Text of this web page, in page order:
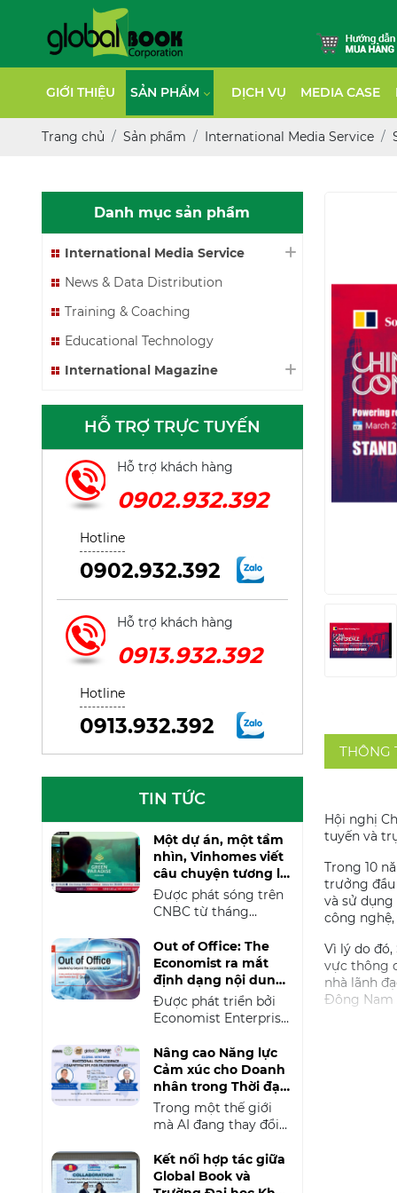
GIỚI THIỆU SẢN PHẨM DỊCH VỤ MEDIA CASE
Trang chủ Sản phẩm International Media Service
THÔNG
Hội nghị
tuyến và
Trong 10
trưởng đầu
và sử
công
Vì lý do
vực thông
nhà lãnh
Đông Nam
niên sự
Danh mục sản phẩm
International Media Service
News & Data Distribution
Training & Coaching
Educational Technology
International Magazine
HỖ TRỢ TRỰC TUYẾN
Hỗ trợ khách hàng
0902.932.392
Hotline
0902.932.392
Hỗ trợ khách hàng
0913.932.392
Hotline
0913.932.392
TIN TỨC
Một dự án, một tầm
nhìn, Vinhomes viết
câu chuyện tương lai
Việt Nam trên CNBC
Được phát sóng trên
CNBC từ tháng
Vinhomes Green
Paradise là một trong
những dự án truyền
thông quốc tế nổi bật
do Global Book
Corporation, đối tác
và đại diện của CNBC
tại Việt Nam, phối hợp
triển khai. Không chỉ
giới thiệu một dự án
đô thị quy mô lớn của
Việt Nam, chương
cách các nền tảng
truyền thông quốc tế
Out of Office: The
Economist ra mắt
định dạng nội dung
mới dành cho CEO
Được phát triển bởi
Economist Enterprise
Group, Out of Office
là định dạng branded
content mới dành cho
các CEO và nhà lãnh
đạo doanh nghiệp.
Thông qua những câu
chuyện được kể ngoài
không gian làm việc
quen thuộc, chương
Nâng cao Năng lực
Cảm xúc cho Doanh
nhân trong Thời đại
Bất định
Trong một thế giới
mà AI đang thay đổi
việc, thị trường liên
tục biến động và
Kết nối hợp tác giữa
Global Book và